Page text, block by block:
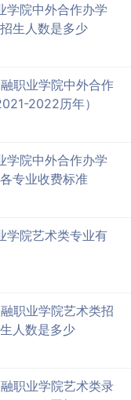
学院中外合作办学
生人数是多少
职业学院中外合作
2022历年）
学院中外合作办学
专业收费标准
学院艺术类专业有
职业学院艺术类招
人数是多少
职业学院艺术类录